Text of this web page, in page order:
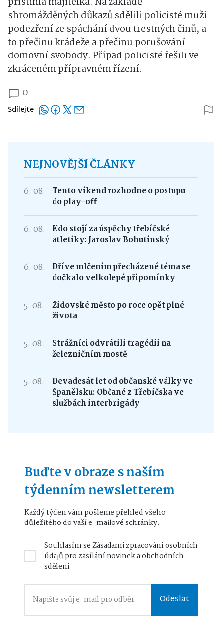
shromážděných důkazů sdělili policisté muži
podezření ze spáchání dvou trestných činů, a
to přečinu krádeže a přečinu porušování
domovní svobody. Případ policisté řešili ve
zkráceném přípravném řízení.
0
Sdílejte
NEJNOVĚJŠÍ ČLÁNKY
6. 08.
Tento víkend rozhodne o postupu
do play-off
6. 08.
Kdo stojí za úspěchy třebíčské
atletiky: Jaroslav Bohutínský
6. 08.
Dříve mlčením přecházené téma se
dočkalo velkolepé připomínky
5. 08.
Židovské město po roce opět plné
života
5. 08.
Strážníci odvrátili tragédii na
železničním mostě
5. 08.
Devadesát let od občanské války ve
Španělsku: Občané z Třebíčska ve
službách interbrigády
Buďte v obraze s naším
týdenním newsletterem
Každý týden vám pošleme přehled všeho
důležitého do vaší e-mailové schránky.
Souhlasím seZásadami zpracování osobních
údajůpro zasílání novinek a obchodních
sdělení
Odeslat